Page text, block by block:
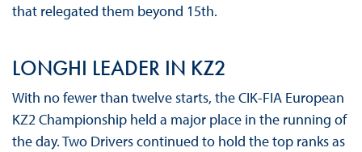
that relegated them beyond 15th.
LONGHI LEADER IN KZ2
With no fewer than twelve starts, the CIK-FIA European
KZ2 Championship held a major place in the running of
the day. Two Drivers continued to hold the top ranks as